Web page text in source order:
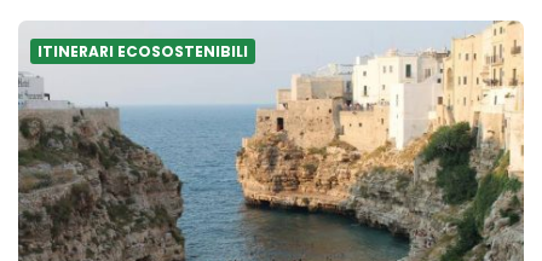
ITINERARI ECOSOSTENIBILI